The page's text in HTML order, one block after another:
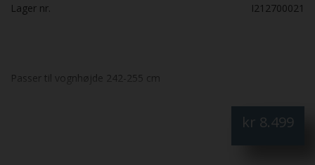
Lager nr. I212700021
Passer til vognhøjde 242-255 cm
kr 8.499